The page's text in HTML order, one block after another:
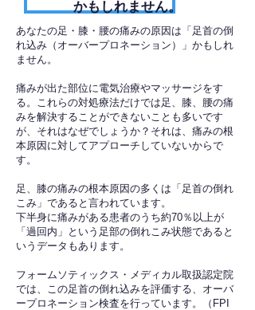
かもしれません。
あなたの足・膝・腰の痛みの原因は「足首の倒
れ込み（オーバープロネーション）」かもしれ
ません。
痛みが出た部位に電気治療やマッサージをす
る。これらの対処療法だけでは足、膝、腰の痛
みを解決することができないことも多いです
が、それはなぜでしょうか？それは、痛みの根
本原因に対してアプローチしていないからで
す。
足、膝の痛みの根本原因の多くは「足首の倒れ
こみ」であると言われています。
下半身に痛みがある患者のうち約70％以上が
「過回内」という足部の倒れこみ状態であると
いうデータもあります。
フォームソティックス・メディカル取扱認定院
では、この足首の倒れ込みを評価する、オーバ
ープロネーション検査を行っています。（FPI